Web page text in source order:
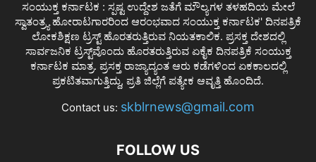
ಸಂಯುಕ್ತ ಕರ್ನಾಟಕ : ಸ್ಪಷ್ಟ ಉದ್ದೇಶ ಜತೆಗೆ ಮೌಲ್ಯಗಳ ತಳಹದಿಯ ಮೇಲೆ
ಸ್ವಾತಂತ್ರ್ಯ ಹೋರಾಟಗಾರರಿಂದ ಆರಂಭವಾದ ಸಂಯುಕ್ತ ಕರ್ನಾಟಕ' ದಿನಪತ್ರಿಕೆ
ಲೋಕಶಿಕ್ಷಣ ಟ್ರಸ್ಟ್ ಹೊರತರುತ್ತಿರುವ ನಿಯತಕಾಲಿಕ. ಪ್ರಸಕ್ತ ದೇಶದಲ್ಲಿ
ಸಾರ್ವಜನಿಕ ಟ್ರಸ್ಟ್‌ವೊಂದು ಹೊರತರುತ್ತಿರುವ ಏಕೈಕ ದಿನಪತ್ರಿಕೆ ಸಂಯುಕ್ತ
ಕರ್ನಾಟಕ ಮಾತ್ರ. ಪ್ರಸಕ್ತ ರಾಜ್ಯಾದ್ಯಂತ ಆರು ಕಡೆಗಳಿಂದ ಏಕಕಾಲದಲ್ಲಿ
ಪ್ರಕಟಿತವಾಗುತ್ತಿದ್ದು, ಪ್ರತಿ ಜಿಲ್ಲೆಗೆ ಪತ್ಯೇಕ ಆವೃತ್ತಿ ಹೊಂದಿದೆ.
Contact us: skblrnews@gmail.com
FOLLOW US